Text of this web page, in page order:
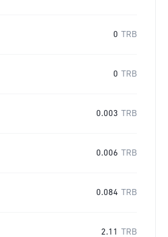
0 TRB
0 TRB
0.003 TRB
0.006 TRB
0.084 TRB
2.11 TRB